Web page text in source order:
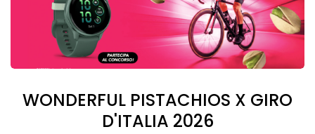
WONDERFUL PISTACHIOS X GIRO
D'ITALIA 2026